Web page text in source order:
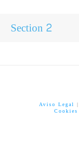
Section 2
Aviso Legal |
Cookies